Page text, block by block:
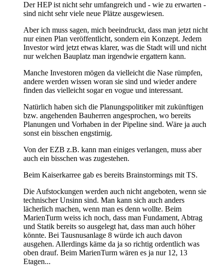
Der HEP ist nicht sehr umfangreich und - wie zu erwarten -
sind nicht sehr viele neue Plätze ausgewiesen.
Aber ich muss sagen, mich beeindruckt, dass man jetzt nicht
nur einen Plan veröffentlicht, sondern ein Konzept. Jedem
Investor wird jetzt etwas klarer, was die Stadt will und nicht
nur welchen Bauplatz man irgendwie ergattern kann.
Manche Investoren mögen da vielleicht die Nase rümpfen,
andere werden wissen woran sie sind und wieder andere
finden das vielleicht sogar en vogue und interessant.
Natürlich haben sich die Planungspolitiker mit zukünftigen
bzw. angehenden Bauherren angesprochen, wo bereits
Planungen und Vorhaben in der Pipeline sind. Wäre ja auch
sonst ein bisschen engstirnig.
Von der EZB z.B. kann man einiges verlangen, muss aber
auch ein bisschen was zugestehen.
Beim Kaiserkarree gab es bereits Brainstormings mit TS.
Die Aufstockungen werden auch nicht angeboten, wenn sie
technischer Unsinn sind. Man kann sich auch anders
lächerlich machen, wenn man es denn wollte. Beim
MarienTurm weiss ich noch, dass man Fundament, Abtrag
und Statik bereits so ausgelegt hat, dass man auch höher
könnte. Bei Tausnusanlage 8 würde ich auch davon
ausgehen. Allerdings käme da ja so richtig ordentlich was
oben drauf. Beim MarienTurm wären es ja nur 12, 13
Etagen...